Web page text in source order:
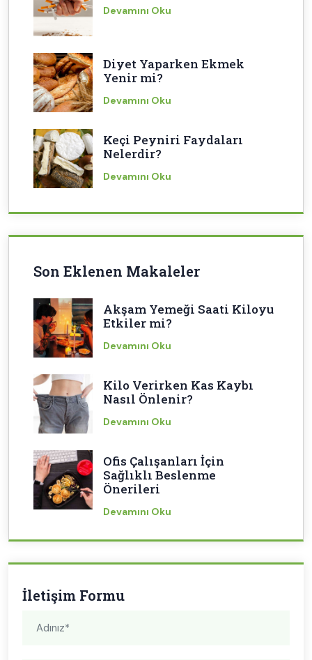
Devamını Oku
Diyet Yaparken Ekmek
Yenir mi?
Devamını Oku
Keçi Peyniri Faydaları
Nelerdir?
Devamını Oku
Son Eklenen Makaleler
Akşam Yemeği Saati Kiloyu
Etkiler mi?
Devamını Oku
Kilo Verirken Kas Kaybı
Nasıl Önlenir?
Devamını Oku
Ofis Çalışanları İçin
Sağlıklı Beslenme
Önerileri
Devamını Oku
İletişim Formu